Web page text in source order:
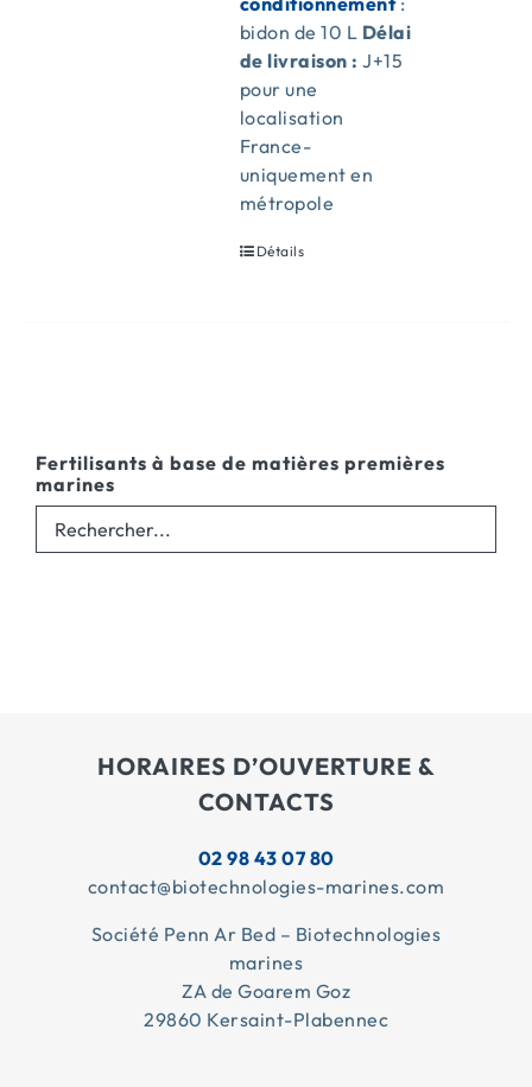
bidon de 10 L Délai
de livraison : J+15
pour une
localisation
France-
uniquement en
métropole
Détails
Fertilisants à base de matières premières
marines
HORAIRES D’OUVERTURE &
CONTACTS
02 98 43 07 80
contact@biotechnologies-marines.com
Société Penn Ar Bed – Biotechnologies
marines
ZA de Goarem Goz
29860 Kersaint-Plabennec